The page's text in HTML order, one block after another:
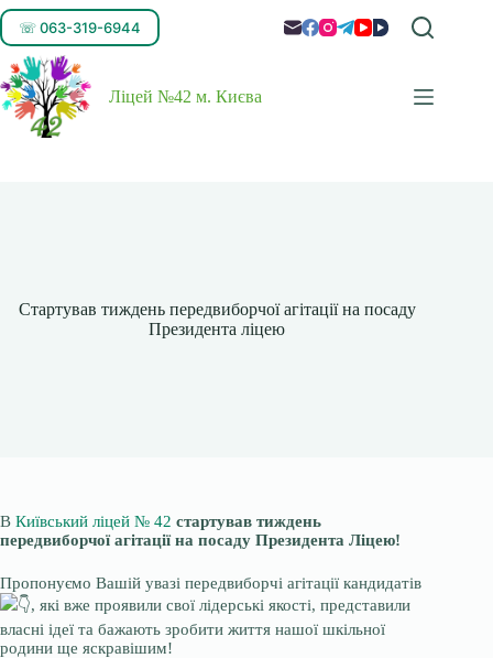
☏ 063-319-6944
Ліцей №42 м. Києва
Стартував тиждень передвиборчої агітації на посаду
Президента ліцею
В Київський ліцей № 42 стартував тиждень
передвиборчої агітації на посаду Президента Ліцею!
Пропонуємо Вашій увазі передвиборчі агітації кандидатів
, які вже проявили свої лідерські якості, представили
власні ідеї та бажають зробити життя нашої шкільної
родини ще яскравішим!